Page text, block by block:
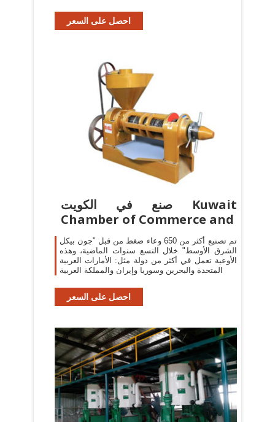
قطع الغيار
احصل على السعر
صنع في الكويت Kuwait
Chamber of Commerce and
تم تصنيع أكثر من 650 وعاء ضغط من قبل "جون بيكل
الشرق الأوسط" خلال التسع سنوات الماضية، وهذه
الأوعية تعمل في أكثر من دولة مثل: الأمارات العربية
المتحدة والبحرين وسوريا وإيران والمملكة العربية
احصل على السعر